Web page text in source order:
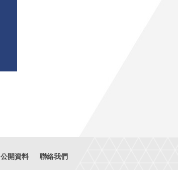
公開資料 聯絡我們